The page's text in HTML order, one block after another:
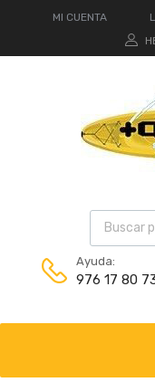
MI CUENTA
Ayuda:
976 17 80